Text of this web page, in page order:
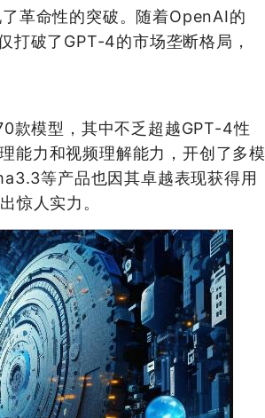
革命性的突破。随着OpenAI的
打破了GPT-4的市场垄断格局，
款模型，其中不乏超越GPT-4性
能力和视频理解能力，开创了多模
等产品也因其卓越表现获得用
惊人实力。